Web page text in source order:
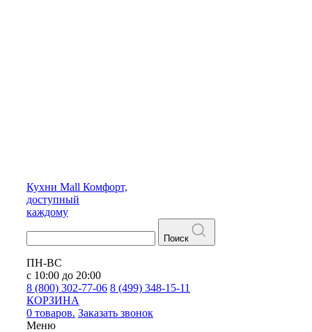
Кухни Mall Комфорт,
доступный
каждому
Поиск
ПН-ВС
с 10:00 до 20:00
8 (800) 302-77-06 8 (499) 348-15-11
КОРЗИНА
0 товаров. Заказать звонок
Меню